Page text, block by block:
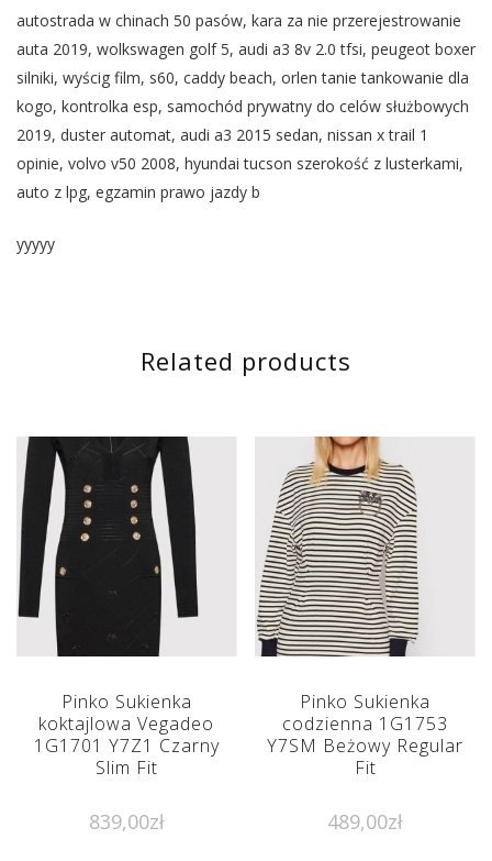
autostrada w chinach 50 pasów, kara za nie przerejestrowanie
auta 2019, wolkswagen golf 5, audi a3 8v 2.0 tfsi, peugeot boxer
silniki, wyścig film, s60, caddy beach, orlen tanie tankowanie dla
kogo, kontrolka esp, samochód prywatny do celów służbowych
2019, duster automat, audi a3 2015 sedan, nissan x trail 1
opinie, volvo v50 2008, hyundai tucson szerokość z lusterkami,
auto z lpg, egzamin prawo jazdy b
yyyyy
Related products
Pinko Sukienka
koktajlowa Vegadeo
1G1701 Y7Z1 Czarny
Slim Fit
839,00zł
Pinko Sukienka
codzienna 1G1753
Y7SM Beżowy Regular
Fit
489,00zł